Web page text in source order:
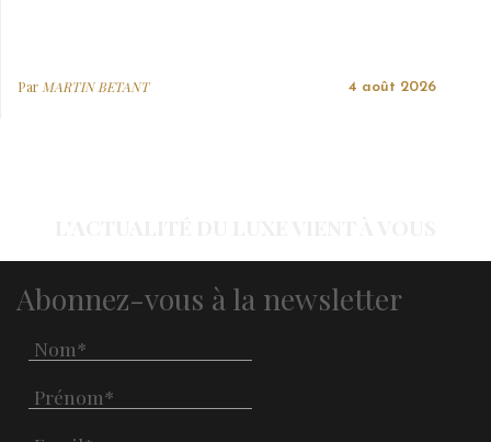
Par MARTIN BETANT 4 août 2026
Abonnez-vous à la newsletter